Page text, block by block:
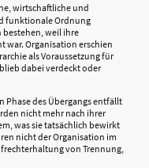
wirtschaftliche und
funktionale Ordnung
weil ihre
war. Organisation erschien
als Voraussetzung für
dabei verdeckt oder
Phase des Übergangs entfällt
nicht mehr nach ihrer
was sie tatsächlich bewirkt
nicht der Organisation im
von Trennung,